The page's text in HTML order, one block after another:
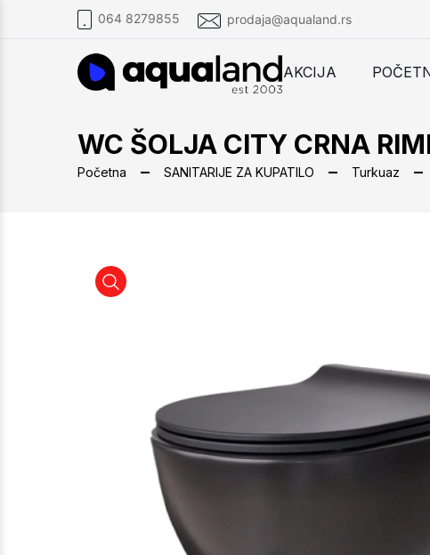
064 8279855 prodaja@aqualand.rs
AKCIJA
WC ŠOLJA CITY CRNA
Početna SANITARIJE ZA KUPATILO Turkuaz
WC ŠOLJA CITY CRNA RIMLES